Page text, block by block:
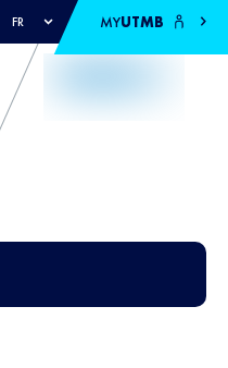
FR MYUTMB